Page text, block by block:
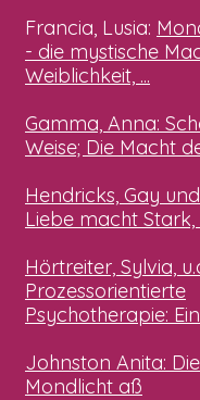
Francia, Lusia:
- die mystische
Weiblichkeit, ...
Gamma, Anna:
Weise; Die Macht
Hendricks, Gay
Liebe macht Stark,
Hörtreiter, Sylvia,
Prozessorientierte
Psychotherapie:
Johnston Anita:
Mondlicht aß